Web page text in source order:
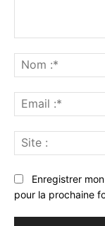
Enregistrer
pour la prochaine